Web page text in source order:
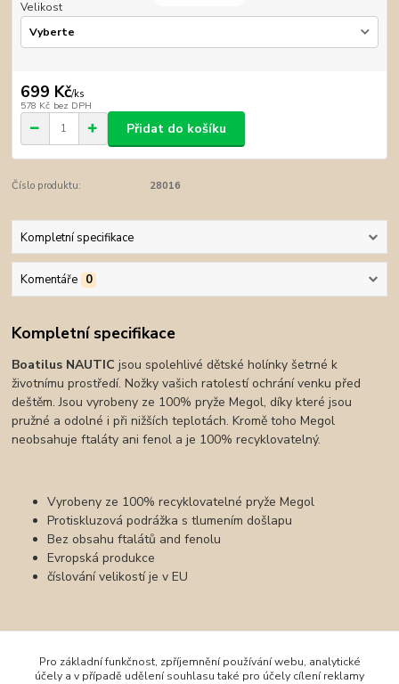
Velikost
699 Kč/ks
578 Kč bez DPH
Přidat do košíku
Číslo produktu: 28016
Kompletní specifikace
Komentáře 0
Kompletní specifikace
Boatilus NAUTIC jsou spolehlivé dětské holínky šetrné k
životnímu prostředí. Nožky vašich ratolestí ochrání venku před
deštěm. Jsou vyrobeny ze 100% pryže Megol, díky které jsou
pružné a odolné i při nižších teplotách. Kromě toho Megol
neobsahuje ftaláty ani fenol a je 100% recyklovatelný.
Vyrobeny ze 100% recyklovatelné pryže Megol
Protiskluzová podrážka s tlumením došlapu
Bez obsahu ftalátů and fenolu
Evropská produkce
číslování velikostí je v EU
Zboží zařazeno v kategoriích
Pro základní funkčnost, zpříjemnění používání webu, analytické
účely a v případě udělení souhlasu také pro účely cílení reklamy